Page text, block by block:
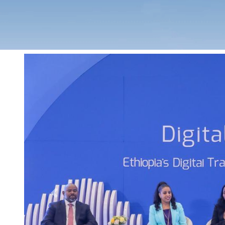
Previous